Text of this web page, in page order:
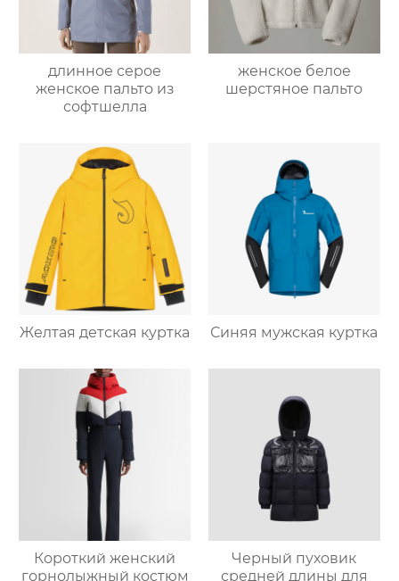
длинное серое
женское пальто из
софтшелла
женское белое
шерстяное пальто
Желтая детская куртка Синяя мужская куртка
Короткий женский
горнолыжный костюм
Черный пуховик
средней длины для